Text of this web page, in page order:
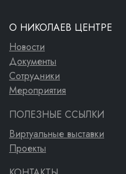
О НИКОЛАЕВ ЦЕНТРЕ
Новости
Документы
Сотрудники
Мероприятия
ПОЛЕЗНЫЕ ССЫЛКИ
Виртуальные выставки
Проекты